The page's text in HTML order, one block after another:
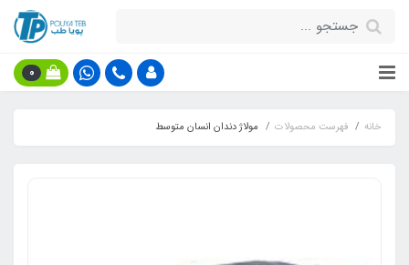
0
خانه فهرست محصولات مولاژ دندان انسان متوسط